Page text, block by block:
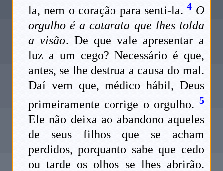
la, nem o coração para senti-la.4 O
orgulho é a catarata que lhes tolda
a visão. De que vale apresentar a
luz a um cego? Necessário é que,
antes, se lhe destrua a causa do mal.
Daí vem que, médico hábil, Deus
primeiramente corrige o orgulho. 5
Ele não deixa ao abandono aqueles
de seus filhos que se acham
perdidos, porquanto sabe que cedo
ou tarde os olhos se lhes abrirão.